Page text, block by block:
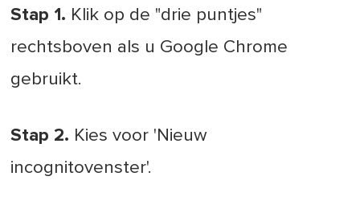
Stap 1. Klik op de "drie puntjes"
rechtsboven als u Google Chrome
gebruikt.
Stap 2. Kies voor 'Nieuw
incognitovenster'.